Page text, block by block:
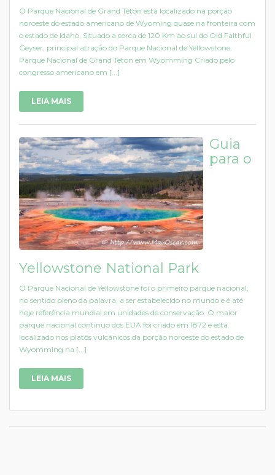
O Parque Nacional de Grand Teton está localizado na porção
noroeste do estado americano de Wyoming quase na fronteira com
o estado de Idaho. Situado a cerca de 120 Km ao sul do Old Faithful
Geyser, principal atração do Parque Nacional de Yellowstone.
Parque Nacional de Grand Teton em Wyomming Criado pelo
congresso americano em [...]
LEIA MAIS
Guia
para o
Yellowstone National Park
O Parque Nacional de Yellowstone foi o primeiro parque nacional,
no sentido pleno da palavra, a ser estabelecido no mundo e é até
hoje referência mundial em unidades de conservação. O maior
parque nacional contínuo dos EUA foi criado em 1872 e está
localizado nos platôs vulcânicos da porção noroeste do estado de
Wyomming na [...]
LEIA MAIS